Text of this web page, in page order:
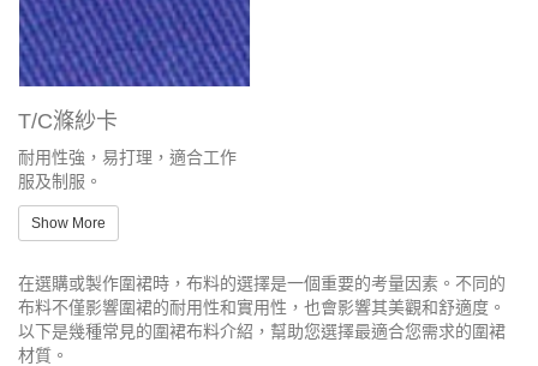
T/C滌紗卡
耐用性強，易打理，適合工作
服及制服。
Show More
在選購或製作圍裙時，布料的選擇是一個重要的考量因素。不同的
布料不僅影響圍裙的耐用性和實用性，也會影響其美觀和舒適度。
以下是幾種常見的圍裙布料介紹，幫助您選擇最適合您需求的圍裙
材質。